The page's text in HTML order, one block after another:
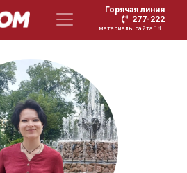
Горячая линия
277-222
материалы сайта 18+